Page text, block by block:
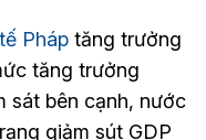
Pháp tăng trưởng
tăng trưởng
sát bên cạnh, nước
giảm sút GDP